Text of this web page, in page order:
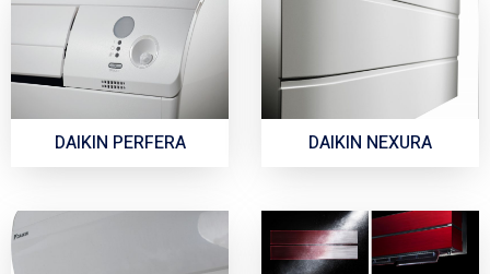
DAIKIN PERFERA DAIKIN NEXURA